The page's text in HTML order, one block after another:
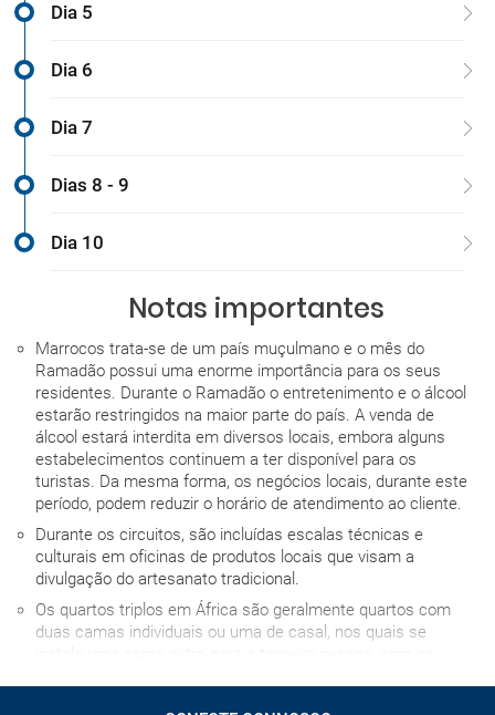
Dia 5
Dia 6
Dia 7
Dias 8 - 9
Dia 10
Notas importantes
Marrocos trata-se de um país muçulmano e o mês do
Ramadão possui uma enorme importância para os seus
residentes. Durante o Ramadão o entretenimento e o álcool
estarão restringidos na maior parte do país. A venda de
álcool estará interdita em diversos locais, embora alguns
estabelecimentos continuem a ter disponível para os
turistas. Da mesma forma, os negócios locais, durante este
período, podem reduzir o horário de atendimento ao cliente.
Durante os circuitos, são incluídas escalas técnicas e
culturais em oficinas de produtos locais que visam a
divulgação do artesanato tradicional.
Os quartos triplos em África são geralmente quartos com
duas camas individuais ou uma de casal, nos quais se